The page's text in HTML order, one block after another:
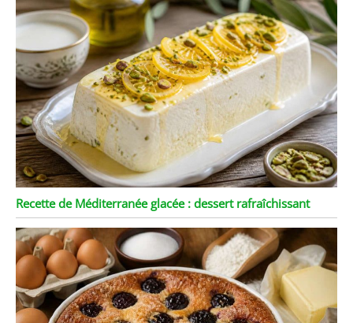
Recette de Méditerranée glacée : dessert rafraîchissant